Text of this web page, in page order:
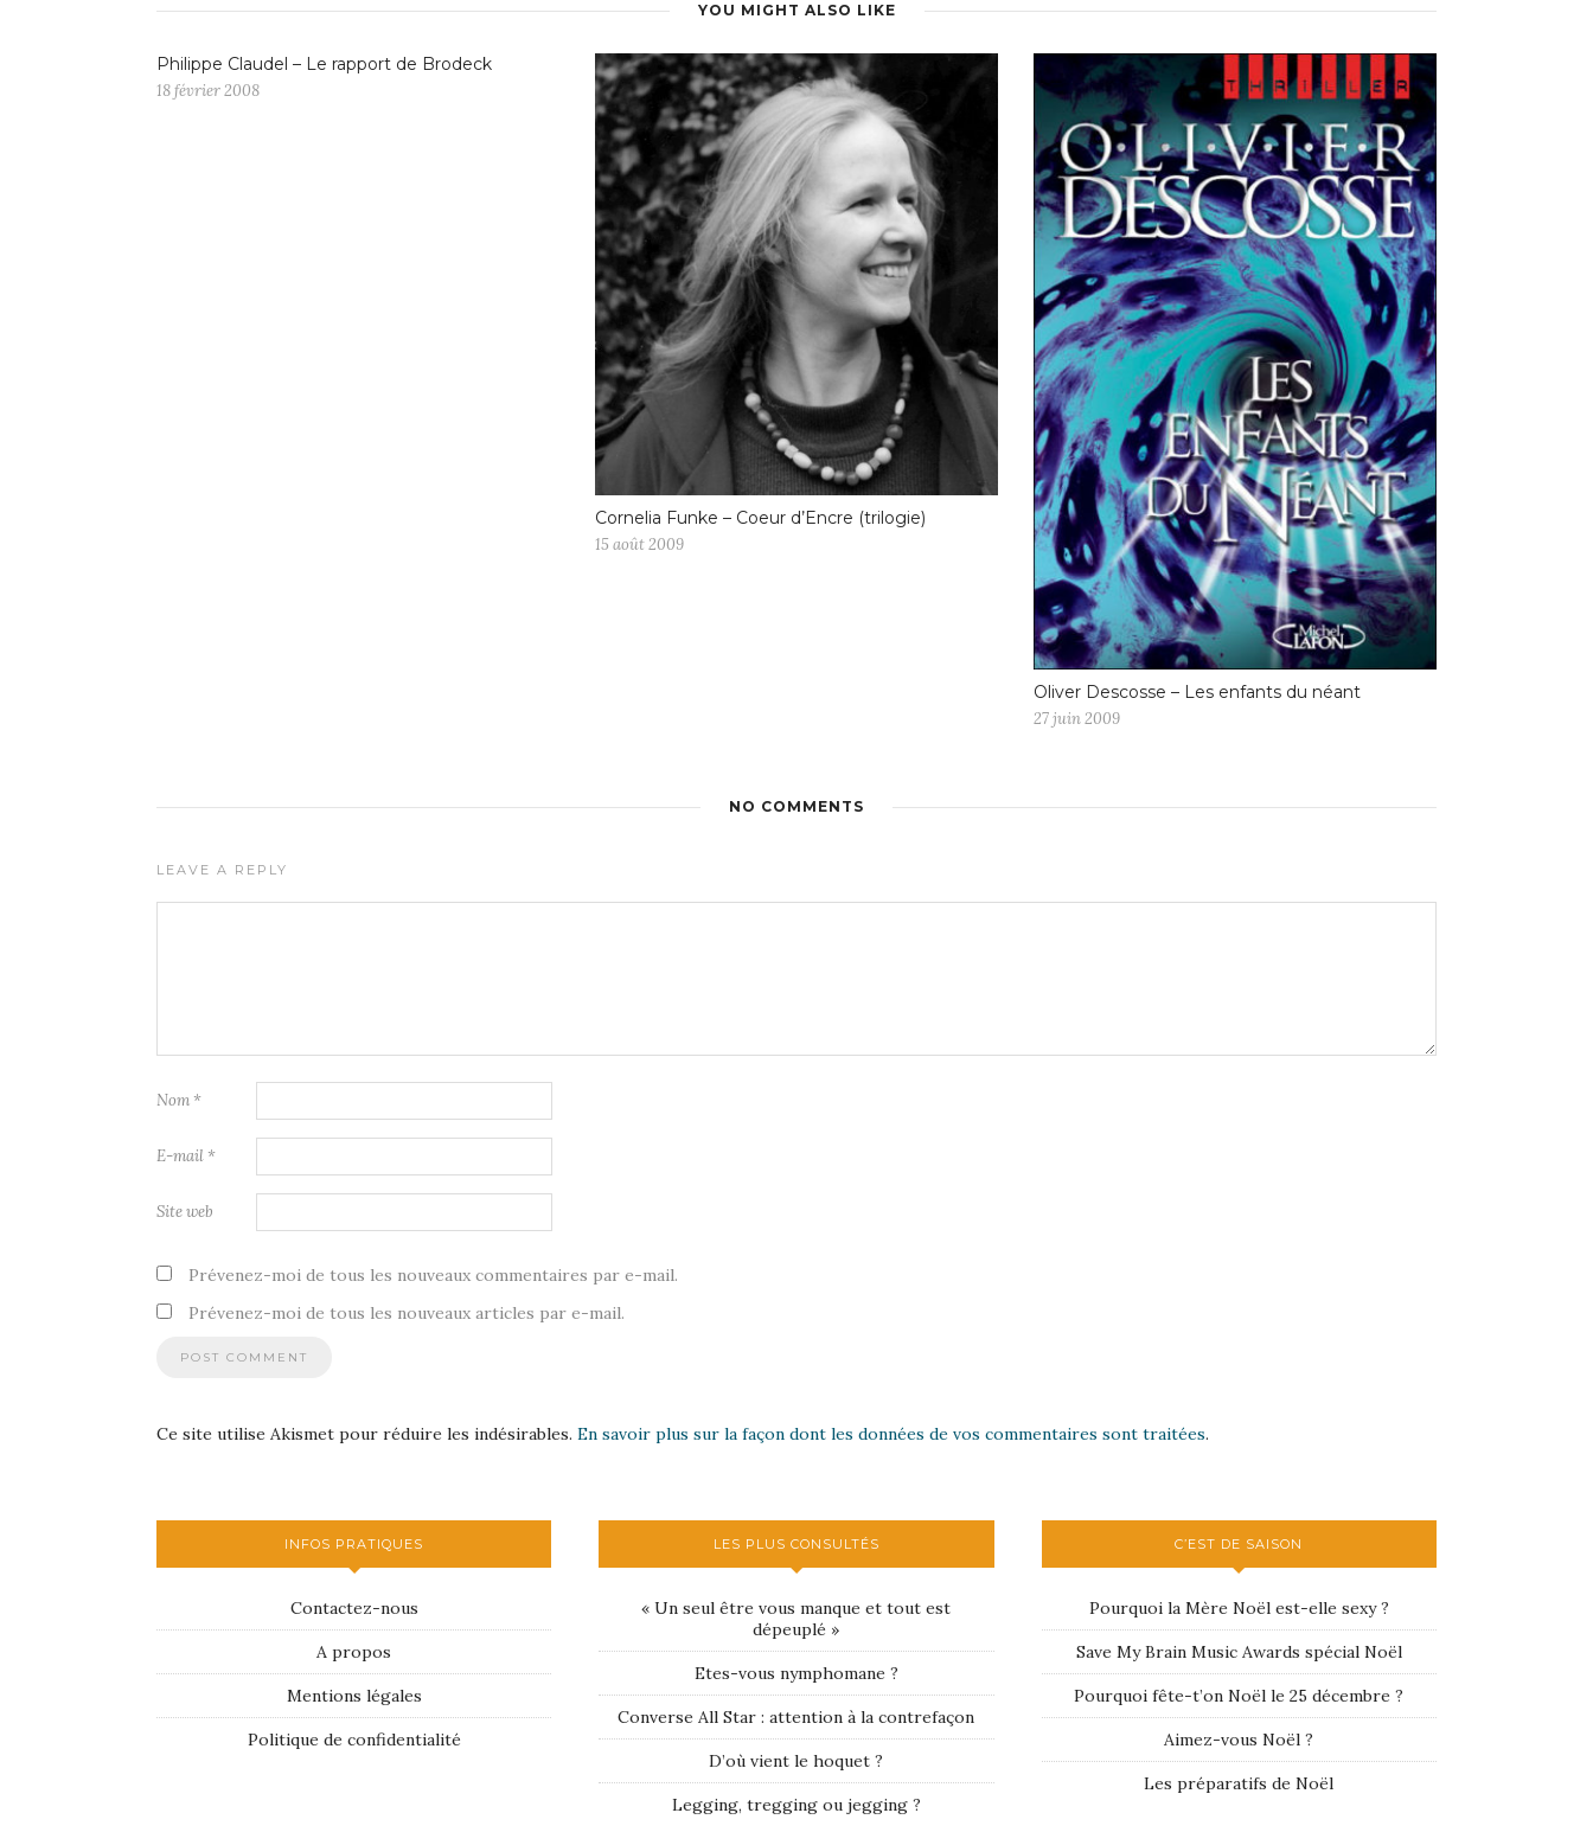
YOU MIGHT ALSO LIKE
Philippe Claudel – Le rapport de Brodeck
18 février 2008
Cornelia Funke – Coeur d’Encre (trilogie)
15 août 2009
Oliver Descosse – Les enfants du néant
27 juin 2009
NO COMMENTS
LEAVE A REPLY
Nom *
E-mail *
Site web
Prévenez-moi de tous les nouveaux commentaires par e-mail.
Prévenez-moi de tous les nouveaux articles par e-mail.
Ce site utilise Akismet pour réduire les indésirables. En savoir plus sur la façon dont les données de vos commentaires sont traitées.
INFOS PRATIQUES
Contactez-nous
A propos
Mentions légales
Politique de confidentialité
LES PLUS CONSULTÉS
« Un seul être vous manque et tout est
dépeuplé »
Etes-vous nymphomane ?
Converse All Star : attention à la contrefaçon
D’où vient le hoquet ?
Legging, tregging ou jegging ?
C’EST DE SAISON
Pourquoi la Mère Noël est-elle sexy ?
Save My Brain Music Awards spécial Noël
Pourquoi fête-t’on Noël le 25 décembre ?
Aimez-vous Noël ?
Les préparatifs de Noël